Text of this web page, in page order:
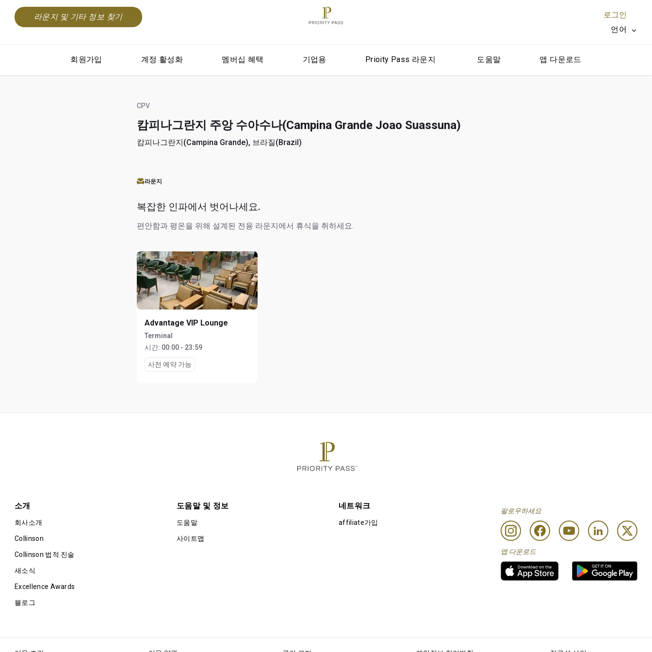
라운지 및 기타 정보 찾기
로그인
언어
회원가입 계정 활성화 멤버십 혜택 기업용 Prioity Pass 라운지 도움말 앱 다운로드
CPV
캄피나그란지 주앙 수아수나(Campina Grande Joao Suassuna)
캄피나그란지(Campina Grande), 브라질(Brazil)
라운지
복잡한 인파에서 벗어나세요.
편안함과 평온을 위해 설계된 전용 라운지에서 휴식을 취하세요.
Advantage VIP Lounge
Terminal
시간: 00:00 - 23:59
사전 예약 가능
소개
회사소개
Collinson
Collinson 법적 진술
새소식
Excellence Awards
블로그
도움말 및 정보
도움말
사이트맵
네트워크
affiliate가입
팔로우하세요
앱 다운로드